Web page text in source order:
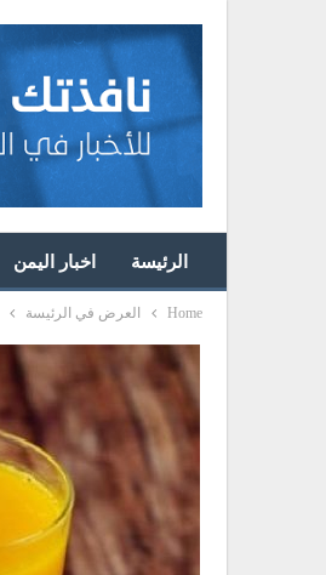
الرئيسة اخبار اليمن
Home العرض في الرئيسة